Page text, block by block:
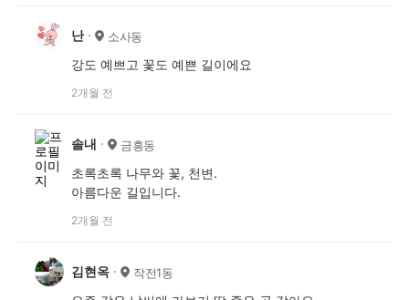
난 소사동
강도 예쁘고 꽃도 예쁜 길이에요
2개월 전
솔내 금흥동
초록초록 나무와 꽃, 천변.
아름다운 길입니다.
2개월 전
김현옥 작전1동